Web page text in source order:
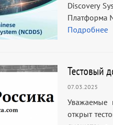
Discovery
Платформа
Подробнее
Тестовый
07.03.2025
Уважаемые
открыт